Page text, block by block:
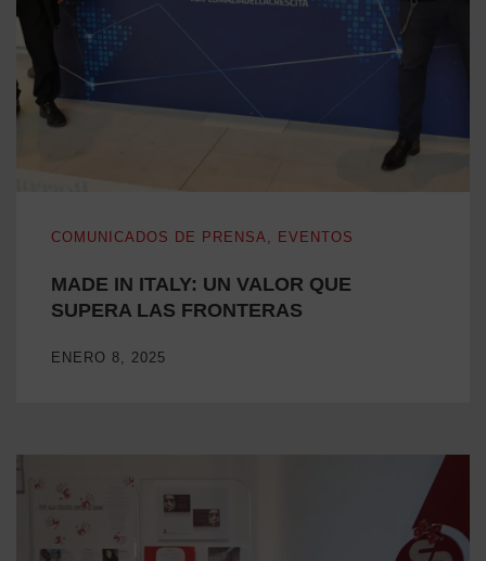
COMUNICADOS DE PRENSA, EVENTOS
MADE IN ITALY: UN VALOR QUE
SUPERA LAS FRONTERAS
ENERO 8, 2025